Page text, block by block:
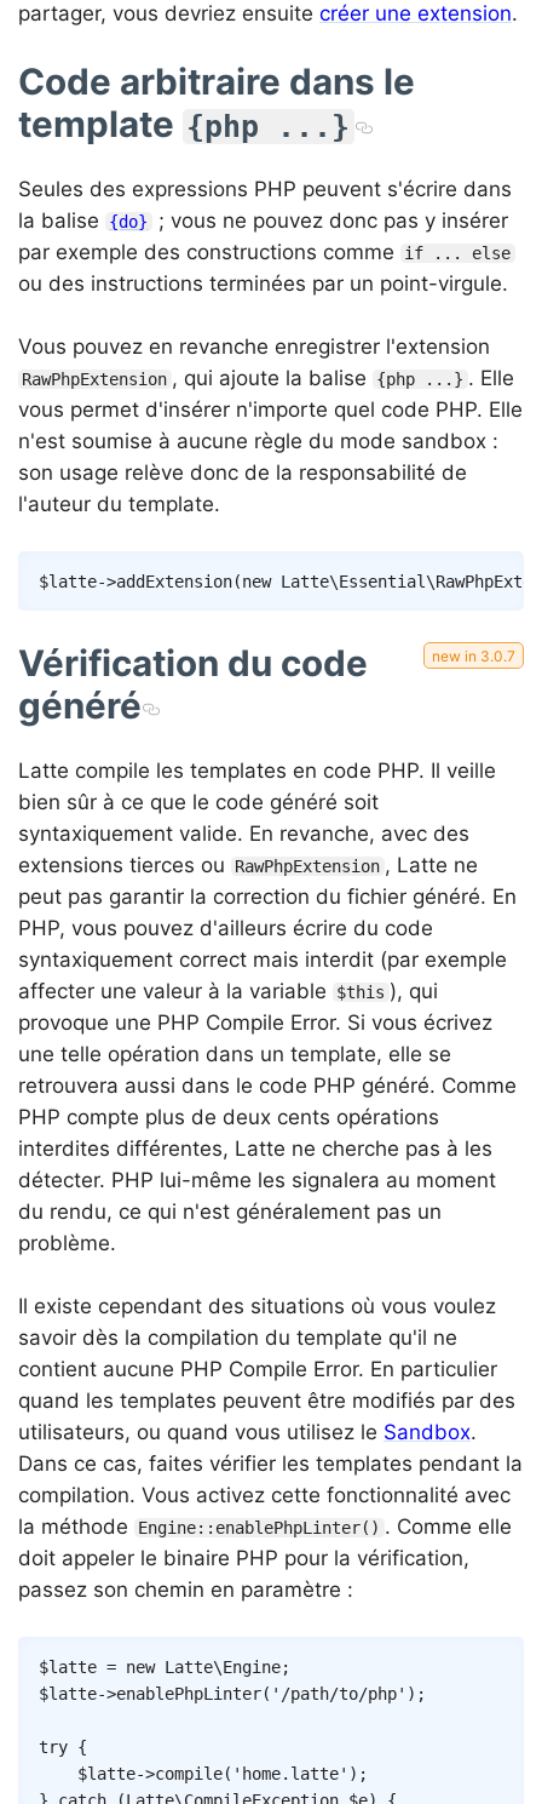
partager, vous devriez ensuite créer une extension.
Code arbitraire dans le
template {php ...}
Seules des expressions PHP peuvent s'écrire dans
la balise
{do}
; vous ne pouvez donc pas y insérer
par exemple des constructions comme
if ... else
ou des instructions terminées par un point-virgule.
Vous pouvez en revanche enregistrer l'extension
RawPhpExtension , qui ajoute la balise {php ...} . Elle
vous permet d'insérer n'importe quel code PHP. Elle
n'est soumise à aucune règle du mode sandbox :
son usage relève donc de la responsabilité de
l'auteur du template.
$latte->addExtension(new Latte\Essential \ Copy
Vérification du code
généré
Latte compile les templates en code PHP. Il veille
bien sûr à ce que le code généré soit
syntaxiquement valide. En revanche, avec des
extensions tierces ou
RawPhpExtension , Latte ne
peut pas garantir la correction du fichier généré. En
PHP, vous pouvez d'ailleurs écrire du code
syntaxiquement correct mais interdit (par exemple
affecter une valeur à la variable
$this ), qui
provoque une PHP Compile Error. Si vous écrivez
une telle opération dans un template, elle se
retrouvera aussi dans le code PHP généré. Comme
PHP compte plus de deux cents opérations
interdites différentes, Latte ne cherche pas à les
détecter. PHP lui-même les signalera au moment
du rendu, ce qui n'est généralement pas un
problème.
Il existe cependant des situations où vous voulez
savoir dès la compilation du template qu'il ne
contient aucune PHP Compile Error. En particulier
quand les templates peuvent être modifiés par des
utilisateurs, ou quand vous utilisez le Sandbox.
Dans ce cas, faites vérifier les templates pendant la
compilation. Vous activez cette fonctionnalité avec
la méthode
Engine::enablePhpLinter() . Comme elle
doit appeler le binaire PHP pour la vérification,
passez son chemin en paramètre :
$latte = new Latte\Engine;
$latte->enablePhpLinter( '/path/to/php' ) ;
try {
$latte->compile( 'home.latte' ) ;